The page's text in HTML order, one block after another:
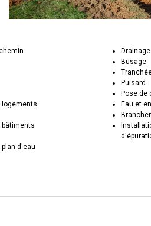
logements
bâtiments
d'eau
Drainage
Busage
Puisard
Pose de
Eau et